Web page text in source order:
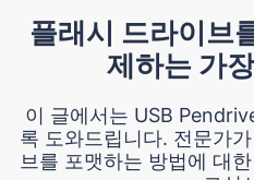
유틸리티
비즈니스
뉴스룸
Recoverit -
선도적인 데이터 복구 전
무
미디어 복구하기
복구 Tips
플래시 드라이브
제하는 가
이 글에서는 USB
록 도와드립니다. 전문가
브를 포맷하는 방법에 대